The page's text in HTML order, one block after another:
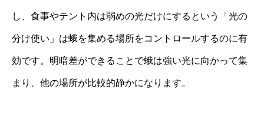
し、食事やテント内は弱めの光だけにするという「光の
分け使い」は蛾を集める場所をコントロールするのに有
効です。明暗差ができることで蛾は強い光に向かって集
まり、他の場所が比較的静かになります。